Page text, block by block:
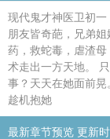
现代鬼才神医卫初
朋友皆奇葩，兄弟
药，救蛇毒，虐渣
术走出一方天地。
事？天天在她面前
趁机抱她
最新章节预览 更新